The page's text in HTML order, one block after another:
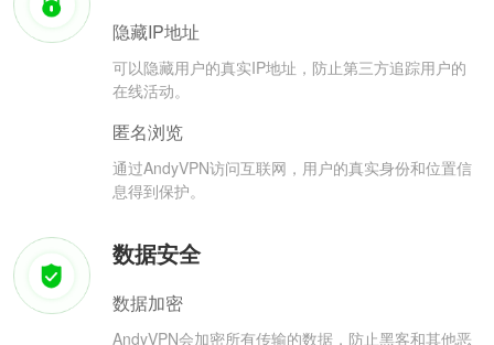
隐藏IP地址
可以隐藏用户的真实IP地址，防止第三方追踪用户的
在线活动。
匿名浏览
通过AndyVPN访问互联网，用户的真实身份和位置信
息得到保护。
数据安全
数据加密
AndyVPN会加密所有传输的数据，防止黑客和其他恶